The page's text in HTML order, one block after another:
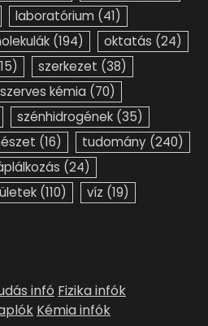
laboratórium (41)
(194) oktatás (24)
szerkezet (38)
szerves kémia (70)
szénhidrogének (35)
(16) tudomány (240)
(24)
(110) víz (19)
infó Fizika infók
Kémia infók